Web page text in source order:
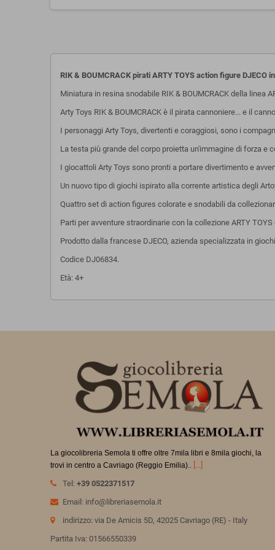
RIK & BOUMCRACK pirati ARTY TOYS action figure DJECO
Miniatura in resina snodabile RIK & BOUMCRACK della linea
Arty Toys RIK & BOUMCRACK è il pirata cannoniere... e il
I personaggi Arty Toys, divertenti e coraggiosi, sono i
La testa più grande del corpo proietta un'immagine di forza e
I giocattoli Arty Toys sono pronti a portare divertimento e
Un nuovo tipo di giochi ispirato alla corrente artistica degli
Quattro set di action figures colorate e snodabili da
Parti per avventure straordinarie con la collezione ARTY TOYS
Prodotto dalla francese DJECO, azienda specializzata in
Codice DJ06834.
Età: 4+
La giocolibreria Semola ti offre oltre 7mila libri e 8mila giochi, la
trovi in centro a Cavriago (Reggio Emilia).. [...]
Tel: +39 0522371517
Email: info@libreriasemola.it
indirizzo: via De Amicis 5D, 42025 Cavriago (RE) - Italy
Partita Iva: 01566550339